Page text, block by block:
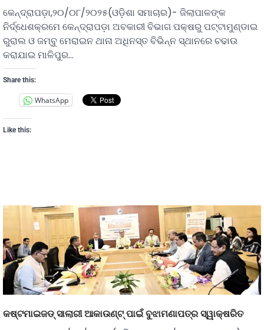
କେନ୍ଦ୍ରାପଡ଼ା,୨୦/୦୮/୨୦୨୫(ଓଡ଼ିଶା ସମାଚାର)- ଜିଲାପାଳଙ୍କ
ନିର୍ଦ୍ଧେଶକ୍ରମେ କେନ୍ଦ୍ରାପଡ଼ା ଅବକାରୀ ବିଭାଗ ପକ୍ଷରୁ ପଟ୍ଟାମୁଣ୍ଡାଇ
ରୁରାଲ ଓ ଜମ୍ବୁ ମେରାଇନ ଥାନା ଅଧିନସ୍ତ ବିଭିନ୍ନ ସ୍ଥାନରେ ଚଢାଉ
କରାଯାଇ ମାଳିପୁର…
Share this:
WhatsApp
Like this:
କଷ୍ଟମାଇଜଡ୍ ସାଲାରୀ ଆକାଉଣ୍ଟ୍ ପାଇଁ ବୁଝାମଣାପତ୍ର ସ୍ୱାକ୍ଷରିତ